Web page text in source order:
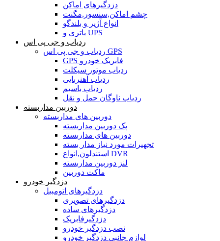
دزدگیرهای اماکن
چشم اماکن,سنسور,مگنت
انواع آژیر و بلندگو
باتری و UPS
ردیاب و جی پی اس
ردیاب و جی پی اس GPS
GPS فابریک خودرو
ردیاب موتور سیکلت
ردیاب آهنربایی
ردیاب باسیم
ردیاب ناوگان حمل و نقل
دوربین مداربسته
دوربین های مداربسته
پک دوربین مداربسته
دوربین های مداربسته
تجهیرات مورد نیاز مدار بسته
استندلون,انواع DVR
لنز دوربین مداربسته
ماکت دوربین
دزدگیر خودرو
دزدگیرهای اتومبیل
دزدگیرهای تصویری
دزدگیرهای ساده
دزدگیرفابریک
نصب دزدگیر خودرو
لوازم جانبی دزدگیر خودرو